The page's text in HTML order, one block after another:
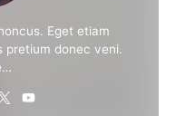
Eget etiam
pretium donec veni.